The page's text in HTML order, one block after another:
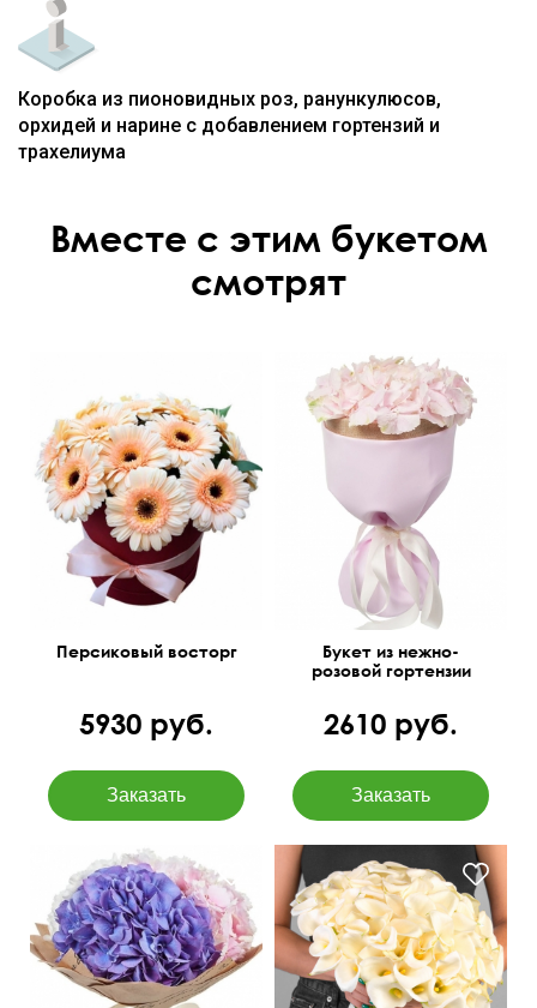
Коробка из пионовидных роз, ранункулюсов,
орхидей и нарине с добавлением гортензий и
трахелиума
Вместе с этим букетом
смотрят
Персиковый восторг
5930 руб.
Букет из нежно-
розовой гортензии
2610 руб.